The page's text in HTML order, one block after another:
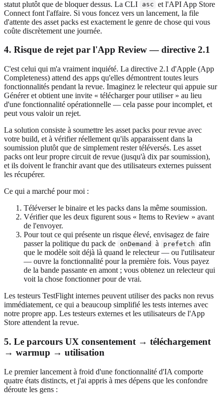
statut plutôt que de bloquer dessus. La CLI asc et l'API App Store
Connect font l'affaire. Si vous foncez vers un lancement, la file
d'attente des asset packs est exactement le genre de chose qui vous
coûte discrètement une journée.
4. Risque de rejet par l'App Review — directive 2.1
C'est celui qui m'a vraiment inquiété. La directive 2.1 d'Apple (App
Completeness) attend des apps qu'elles démontrent toutes leurs
fonctionnalités pendant la revue. Imaginez le relecteur qui appuie sur
Générer et obtient une invite « télécharger pour utiliser » au lieu
d'une fonctionnalité opérationnelle — cela passe pour incomplet, et
peut vous valoir un rejet.
La solution consiste à soumettre les asset packs pour revue avec
votre build, et à vérifier réellement qu'ils apparaissent dans la
soumission plutôt que de simplement rester téléversés. Les asset
packs ont leur propre circuit de revue (jusqu'à dix par soumission),
et ils doivent le franchir avant que des utilisateurs externes puissent
les récupérer.
Ce qui a marché pour moi :
Téléverser le binaire et les packs dans la même soumission.
Vérifier que les deux figurent sous « Items to Review » avant
de l'envoyer.
Pour tout ce qui présente un risque élevé, envisagez de faire
passer la politique du pack de
onDemand à prefetch afin
que le modèle soit déjà là quand le relecteur — ou l'utilisateur
— ouvre la fonctionnalité pour la première fois. Vous payez
de la bande passante en amont ; vous obtenez un relecteur qui
voit la chose fonctionner pour de vrai.
Les testeurs TestFlight internes peuvent utiliser des packs non revus
immédiatement, ce qui a beaucoup simplifié les tests internes avec
notre propre app. Les testeurs externes et les utilisateurs de l'App
Store attendent la revue.
5. Le parcours UX consentement → téléchargement
→ warmup → utilisation
Le premier lancement à froid d'une fonctionnalité d'IA comporte
quatre états distincts, et j'ai appris à mes dépens que les confondre
déroute les gens :